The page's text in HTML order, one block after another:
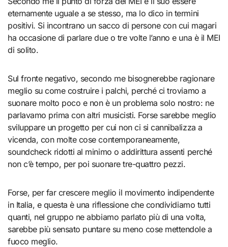
eternamente uguale a se stesso, ma lo dico in termini
positivi. Si incontrano un sacco di persone con cui magari
ha occasione di parlare due o tre volte l’anno e una è il MEI
di solito.
Sul fronte negativo, secondo me bisognerebbe ragionare
meglio su come costruire i palchi, perché ci troviamo a
suonare molto poco e non è un problema solo nostro: ne
parlavamo prima con altri musicisti. Forse sarebbe meglio
sviluppare un progetto per cui non ci si cannibalizza a
vicenda, con molte cose contemporaneamente,
soundcheck ridotti al minimo o addirittura assenti perché
non c’è tempo, per poi suonare tre-quattro pezzi.
Forse, per far crescere meglio il movimento indipendente
in Italia, e questa è una riflessione che condividiamo tutti
quanti, nel gruppo ne abbiamo parlato più di una volta,
sarebbe più sensato puntare su meno cose mettendole a
fuoco meglio.